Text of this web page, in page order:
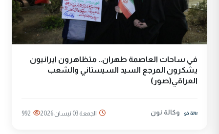
في ساحات العاصمة طهران.. متظاهرون ايرانيون
يشكرون المرجع السيد السيستاني والشعب
العراقي(صور)
وكالة نون الجمعة 03 نيسان 2026 992